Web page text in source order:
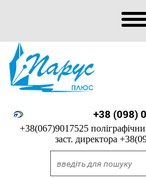
+38 (098)
+38(067)9017525
заст. директора